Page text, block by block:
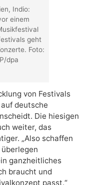
Indio:
einem
geht
Foto:
dpa
von Festivals
deutsche
Die hiesigen
weiter, das
„Also schaffen
ganzheitliches
braucht und
passt.“